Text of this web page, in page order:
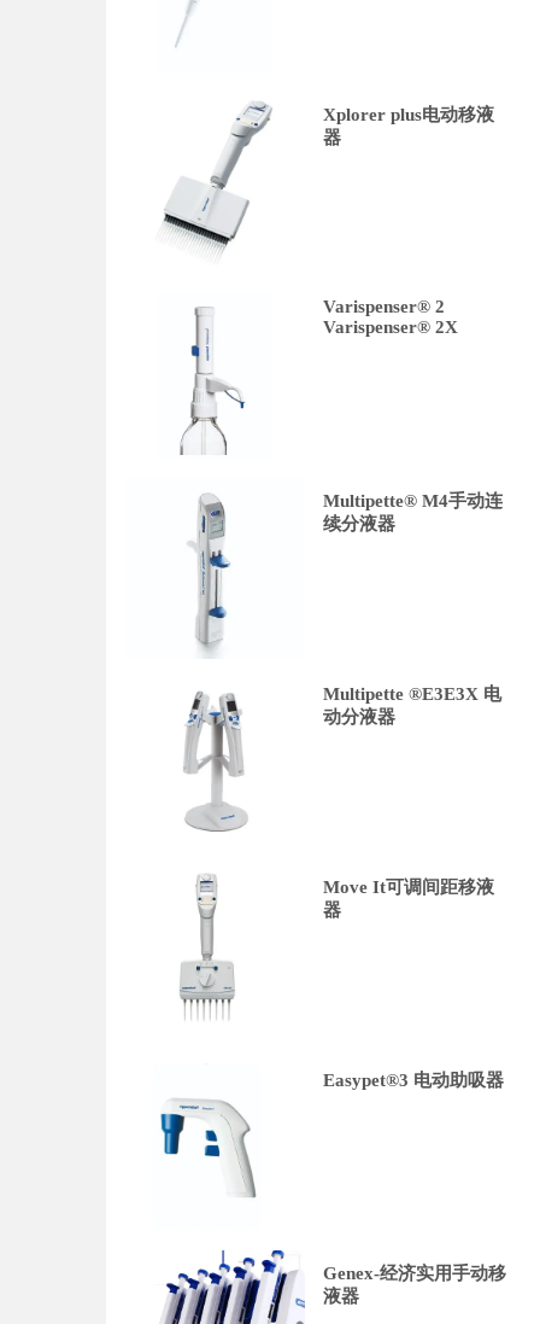
Xplorer plus电动移液
器
Varispenser® 2
Varispenser® 2X
Multipette® M4手动连
续分液器
Multipette ®E3E3X 电
动分液器
Move It可调间距移液
器
Easypet®3 电动助吸器
Genex-经济实用手动移
液器